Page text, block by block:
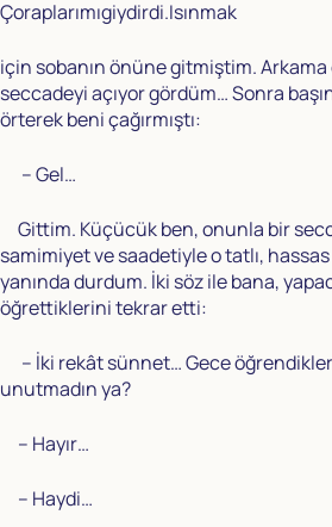
Çoraplarımıgiydirdi.Isınmak
için sobanın önüne gitmiştim.
seccadeyi açıyor gördüm… Sonra
örterek beni çağırmıştı:
– Gel…
Gittim. Küçücük ben, onunla bir
samimiyet ve saadetiyle o tatlı,
yanında durdum. İki söz ile bana,
öğrettiklerini tekrar etti:
– İki rekât sünnet… Gece
unutmadın ya?
– Hayır…
– Haydi…